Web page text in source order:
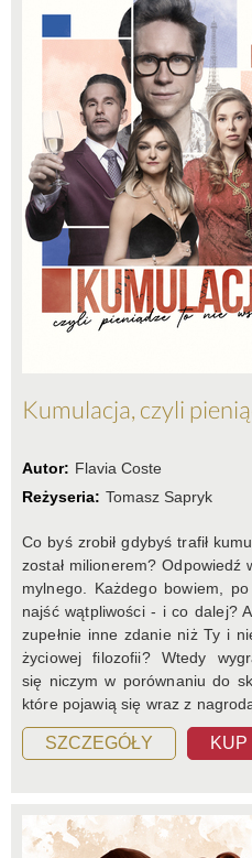
Kumulacja, czyli
Autor: Flavia Coste
Reżyseria: Tomasz Sapryk
Co byś zrobił gdybyś trafił
został milionerem?
mylnego. Każdego bowiem,
najść wątpliwości - i co dalej?
zupełnie inne zdanie niż Ty i
życiowej filozofii? Wtedy
się niczym w porównaniu do
które pojawią się wraz z
SZCZEGÓŁY KUP